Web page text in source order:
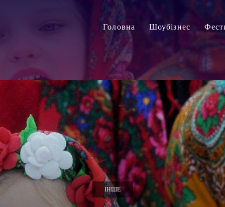
Головна Шоубізнес
ІНШЕ